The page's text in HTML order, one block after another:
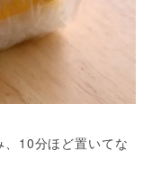
、10分ほど置いてな